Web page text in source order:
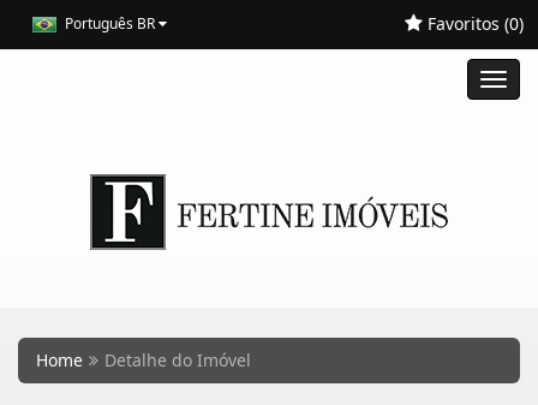
Português BR Favoritos (0)
Home Detalhe do Imóvel